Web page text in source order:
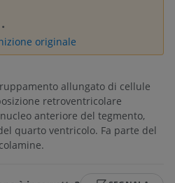
originale
allungato di cellule
retroventricolare
anteriore del tegmento,
quarto ventricolo. Fa parte del